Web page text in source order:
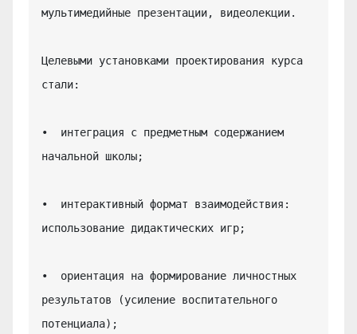
мультимедийные презентации, видеолекции.
Целевыми установками проектирования курса
стали:
•  интеграция с предметным содержанием
начальной школы;
•  интерактивный формат взаимодействия:
использование дидактических игр;
•  ориентация на формирование личностных
результатов (усиление воспитательного
потенциала);